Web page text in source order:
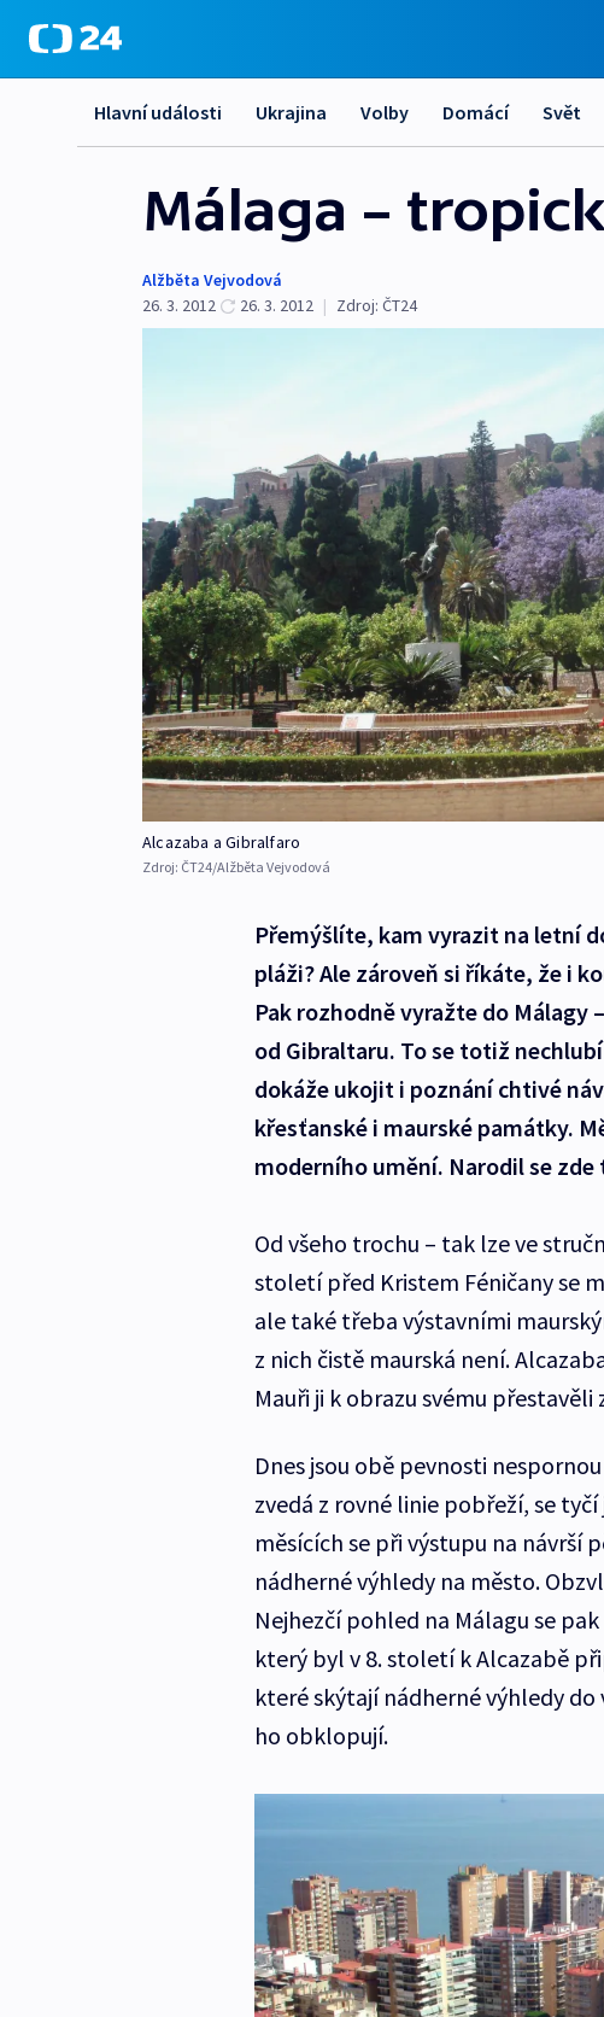
Hlavní události Ukrajina Volby Domácí Svět
Málaga –
Alžběta Vejvodová
26. 3. 2012
26. 3. 2012 | Zdroj: ČT24
Alcazaba a Gibralfaro
Zdroj: ČT24/Alžběta Vejvodová
Přemýšlíte, kam vyrazit na letní
pláži? Ale zároveň si říkáte, že i
Pak rozhodně vyražte do Málagy
od Gibraltaru. To se totiž
dokáže ukojit i poznání chtivé
křesťanské i maurské památky.
moderního umění. Narodil se
Od všeho trochu – tak lze ve
století před Kristem Féničany se
ale také třeba výstavními
z nich čistě maurská není.
Mauři ji k obrazu svému
Dnes jsou obě pevnosti
zvedá z rovné linie pobřeží, se
měsících se při výstupu na návrší
nádherné výhledy na město.
Nejhezčí pohled na Málagu se
který byl v 8. století k Alcazabě
které skýtají nádherné výhledy do
ho obklopují.